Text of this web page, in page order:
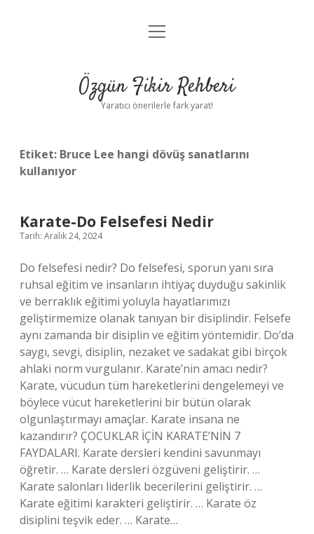
Gizlilik Politikası
Yasal Uyarı
menüyü
Özgün Fikir Rehberi
Yaratıcı önerilerle fark yarat!
Etiket: Bruce Lee hangi dövüş sanatlarını
kullanıyor
Karate-Do Felsefesi Nedir
Tarih: Aralık 24, 2024
Do felsefesi nedir? Do felsefesi, sporun yanı sıra
ruhsal eğitim ve insanların ihtiyaç duyduğu sakinlik
ve berraklık eğitimi yoluyla hayatlarımızı
geliştirmemize olanak tanıyan bir disiplindir. Felsefe
aynı zamanda bir disiplin ve eğitim yöntemidir. Do’da
saygı, sevgi, disiplin, nezaket ve sadakat gibi birçok
ahlaki norm vurgulanır. Karate’nin amacı nedir?
Karate, vücudun tüm hareketlerini dengelemeyi ve
böylece vücut hareketlerini bir bütün olarak
olgunlaştırmayı amaçlar. Karate insana ne
kazandırır? ÇOCUKLAR İÇİN KARATE’NİN 7
FAYDALARI. Karate dersleri kendini savunmayı
öğretir. … Karate dersleri özgüveni geliştirir. …
Karate salonları liderlik becerilerini geliştirir. …
Karate eğitimi karakteri geliştirir. … Karate öz
disiplini teşvik eder. … Karate…